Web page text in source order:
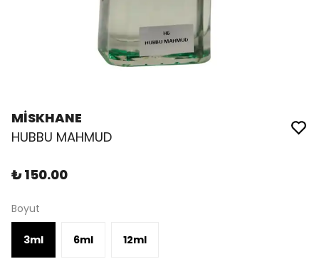
MİSKHANE
HUBBU MAHMUD
₺ 150.00
Boyut
3ml 6ml 12ml